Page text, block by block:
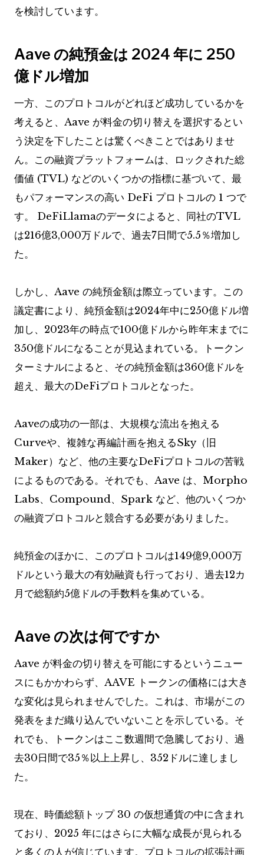
を検討しています。
Aave の純預金は 2024 年に 250
億ドル増加
一方、このプロトコルがどれほど成功しているかを
考えると、Aave が料金の切り替えを選択するとい
う決定を下したことは驚くべきことではありませ
ん。この融資プラットフォームは、ロックされた総
価値 (TVL) などのいくつかの指標に基づいて、最
もパフォーマンスの高い DeFi プロトコルの 1 つで
す。 DeFiLlamaのデータによると、同社のTVL
は216億3,000万ドルで、過去7日間で5.5％増加し
た。
しかし、Aave の純預金額は際立っています。この
議定書により、純預金額は2024年中に250億ドル増
加し、2023年の時点で100億ドルから昨年末までに
350億ドルになることが見込まれている。トークン
ターミナルによると、その純預金額は360億ドルを
超え、最大のDeFiプロトコルとなった。
Aaveの成功の一部は、大規模な流出を抱える
Curveや、複雑な再編計画を抱えるSky（旧
Maker）など、他の主要なDeFiプロトコルの苦戦
によるものである。それでも、Aave は、Morpho
Labs、Compound、Spark など、他のいくつか
の融資プロトコルと競合する必要がありました。
純預金のほかに、このプロトコルは149億9,000万
ドルという最大の有効融資も行っており、過去12カ
月で総額約5億ドルの手数料を集めている。
Aave の次は何ですか
Aave が料金の切り替えを可能にするというニュー
スにもかかわらず、AAVE トークンの価格には大き
な変化は見られませんでした。これは、市場がこの
発表をまだ織り込んでいないことを示している。そ
れでも、トークンはここ数週間で急騰しており、過
去30日間で35％以上上昇し、352ドルに達しまし
た。
現在、時価総額トップ 30 の仮想通貨の中に含まれ
ており、2025 年にはさらに大幅な成長が見られる
と多くの人が信じています。プロトコルの拡張計画